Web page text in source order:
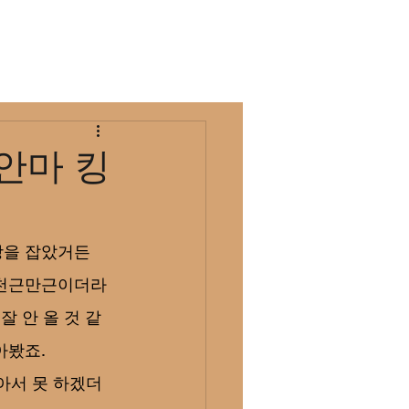
마 킹
잡았거든
근만근이더라
안 올 것 같
봤죠.
서 못 하겠더